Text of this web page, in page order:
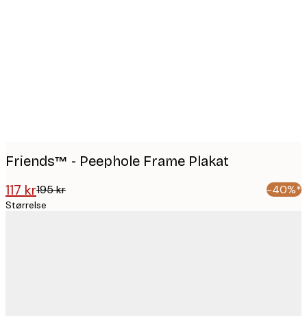
Friends™ - Peephole Frame Plakat
117 kr195 kr -40%*
Størrelse